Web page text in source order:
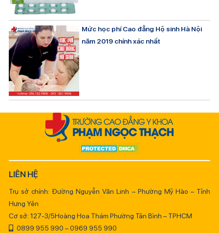
Mức học phí Cao đẳng Hộ sinh Hà Nội
năm 2019 chính xác nhất
LIÊN HỆ
Trụ sở chính: Đường Nguyễn Văn Linh – Phường Mỹ Hào – Tỉnh
Hưng Yên
Cơ sở: 127-3/5Hoàng Hoa Thám Phường Tân Bình – TPHCM
0899 955 990 – 0969 955 990